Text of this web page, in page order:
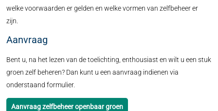
welke voorwaarden er gelden en welke vormen van zelfbeheer er
zijn.
Aanvraag
Bent u, na het lezen van de toelichting, enthousiast en wilt u een stuk
groen zelf beheren? Dan kunt u een aanvraag indienen via
onderstaand formulier.
Aanvraag zelfbeheer openbaar groen